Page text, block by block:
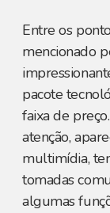
Entre os
mencionado
pacote
faixa de
atenção,
multimídia,
tomadas
algumas